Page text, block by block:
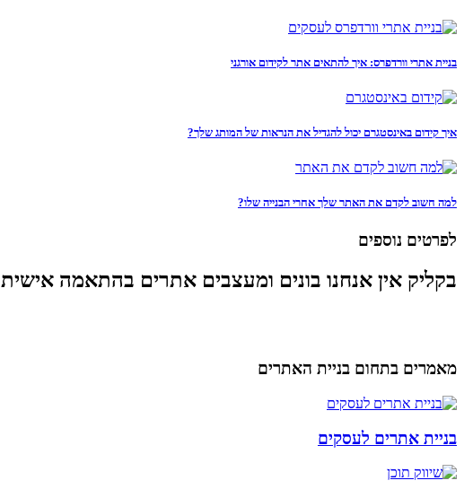
בניית אתרי וורדפרס: איך להתאים אתר לקידום אורגני
איך קידום באינסטגרם יכול להגדיל את הנראות של המותג שלך?
למה חשוב לקדם את האתר שלך אחרי הבנייה שלו?
לפרטים נוספים
בקליק אין אנחנו בונים ומעצבים אתרים בהתאמה אישית
מאמרים בתחום בניית האתרים
בניית אתרים לעסקים